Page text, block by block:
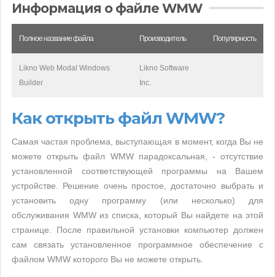
Информация о файле WMW
Полное название файла Производитель Популярность
Likno Web Modal Windows
Builder
Likno Software
Inc.
Как открыть файл WMW?
Самая частая проблема, выступающая в момент, когда Вы не
можете открыть файл WMW парадоксальная, - отсутствие
установленной соответствующей программы на Вашем
устройстве. Решение очень простое, достаточно выбрать и
установить одну программу (или несколько) для
обслуживания WMW из списка, который Вы найдете на этой
странице. После правильной установки компьютер должен
сам связать установленное программное обеспечение с
файлом WMW которого Вы не можете открыть.